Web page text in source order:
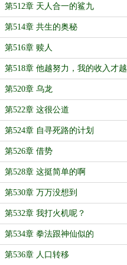
第512章 天人合一的鲨九
第514章 共生的奥秘
第516章 赎人
第518章 他越努力，我的收入才越
高
第520章 乌龙
第522章 这很公道
第524章 自寻死路的计划
第526章 借势
第528章 这挺简单的啊
第530章 万万没想到
第532章 我打火机呢？
第534章 拳法跟神仙似的
第536章 人口转移